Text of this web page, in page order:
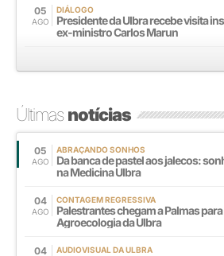
05
AGO
DIÁLOGO
Presidente da Ulbra recebe visita
ex-ministro Carlos Marun
Últimasnotícias
05
AGO
ABRAÇANDO SONHOS
Da banca de pastel aos jalecos:
na Medicina Ulbra
04
AGO
CONTAGEM REGRESSIVA
Palestrantes chegam a Palmas
Agroecologia da Ulbra
04 AUDIOVISUAL DA ULBRA